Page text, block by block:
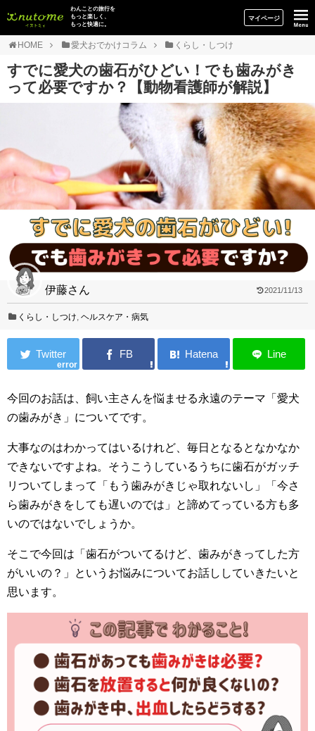
イヌトミィ
わんことの旅行を
もっと楽しく、
もっと快適に。
マイページ
HOME 愛犬おでかけコラム くらし・しつけ
すでに愛犬の歯石がひどい！でも歯みがき
って必要ですか？【動物看護師が解説】
伊藤さん 2021/11/13
くらし・しつけ,ヘルスケア・病気
error
今回のお話は、飼い主さんを悩ませる永遠のテーマ「愛犬
の歯みがき」についてです。
大事なのはわかってはいるけれど、毎日となるとなかなか
できないですよね。そうこうしているうちに歯石がガッチ
リついてしまって「もう歯みがきじゃ取れないし」「今さ
ら歯みがきをしても遅いのでは」と諦めてっている方も多
いのではないでしょうか。
そこで今回は「歯石がついてるけど、歯みがきってした方
がいいの？」というお悩みについてお話ししていきたいと
思います。